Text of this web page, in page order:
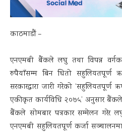
काठमाडौं –
एनएमबी बैंकले लघु तथा विपन्न
रुपैयाँसम्म बिन धितो
सरकारद्वारा जारी गरेको
एकीकृत कार्यविधि २०७५’ अनुसार
बैंकले सोमबार पत्रकार सम्मेलन गरेर
एनएमबी सहुलियतपूर्ण कर्जा